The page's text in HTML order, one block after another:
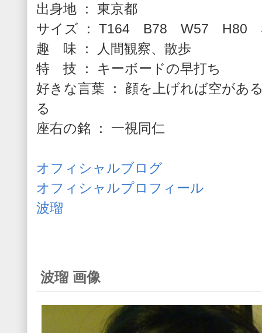
出身地 ： 東京都
サイズ ： T164 B78 W57 H80
趣 味 ： 人間観察、散歩
特 技 ： キーボードの早打ち
好きな言葉 ： 顔を上げれば空があ
る
座右の銘 ： 一視同仁
オフィシャルブログ
オフィシャルプロフィール
波瑠
波瑠 画像